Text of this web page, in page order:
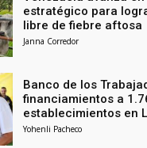
estratégico para
libre de fiebre aftosa
Janna Corredor
Banco de los
financiamientos a
establecimientos en
Yohenli Pacheco